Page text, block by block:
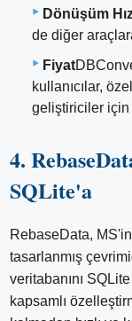
Dönüşüm
de diğer
Fiyat
kullanıcılar,
geliştiriciler için
4.
SQLite'a
RebaseData,
tasarlanmış
veritabanını
kapsamlı